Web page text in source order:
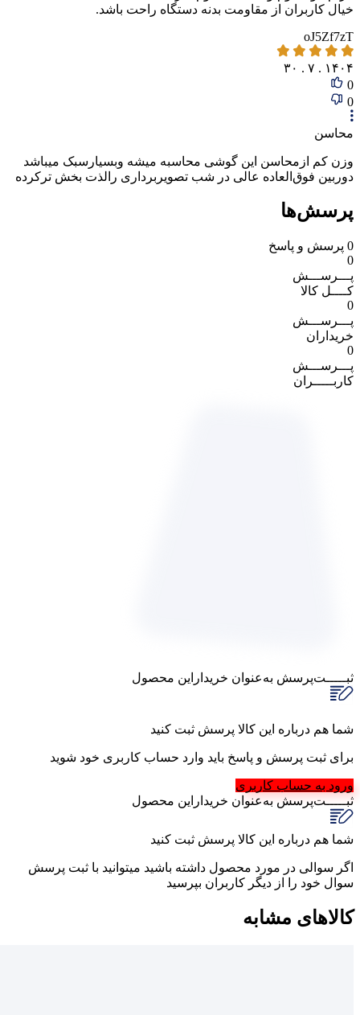
خیال کاربران از مقاومت بدنه دستگاه راحت باشد.
oJ5Zf7zT
۱۴۰۴ . ۷ . ۳۰
0
0
محاسن
وزن کم ازمحاسن این گوشی محاسبه میشه وبسیارسبک میباشد
دوربین فوق‌العاده عالی در شب تصویربرداری رالذت بخش ترکرده
پرسش‌ها
0 پرسش و پاسخ
0
پـــرســـش
کــــل کالا
0
پـــرســـش
خریداران
0
پـــرســـش
کاربـــــران
ثبـــــت‌پرسش به‌عنوان ‌خریدار‌این‌ محصول
شما هم درباره این کالا پرسش ثبت کنید
برای ثبت پرسش و پاسخ باید وارد حساب کاربری خود شوید
ورود به حساب کاربری
ثبـــــت‌پرسشبه‌عنوان ‌خریدار‌این‌ محصول
شما هم درباره این کالا پرسش ثبت کنید
اگر سوالی در مورد محصول داشته باشید میتوانید با ثبت پرسش
سوال خود را از دیگر کاربران بپرسید
کالاهای مشابه